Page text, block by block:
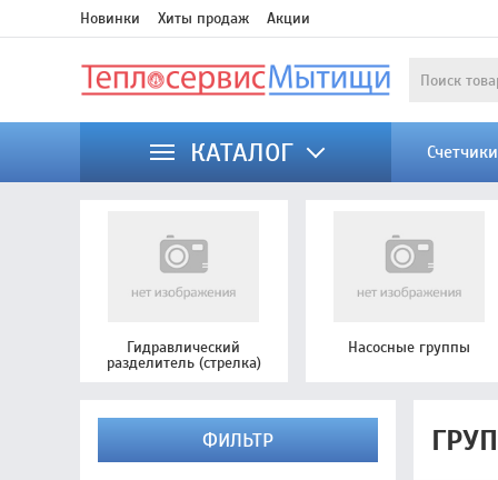
Новинки Хиты продаж Акции
КАТАЛОГ
Гидравлический
разделитель (стрелка)
Насосные группы
ФИЛЬТР